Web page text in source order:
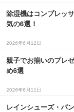
除湿機はコンプレッ
気の6選！
2026年6月12日
親子でお揃いのプレ
め6選
2026年6月11日
レインシューズ・パ